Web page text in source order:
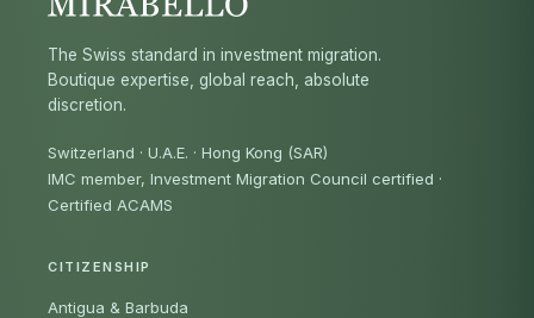
The Swiss standard in investment migration.
Boutique expertise, global reach, absolute
discretion.
Switzerland · U.A.E. · Hong Kong (SAR)
IMC member, Investment Migration Council certified ·
Certified ACAMS
CITIZENSHIP
Antigua & Barbuda